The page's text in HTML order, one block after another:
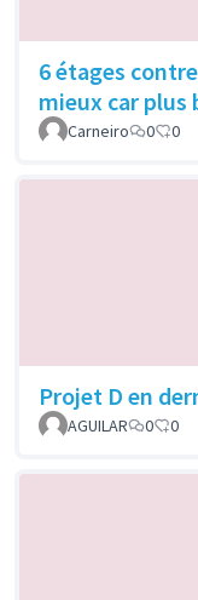
6 étages
mieux car plus
Carneiro 0 0
Projet D en
AGUILAR 0 0